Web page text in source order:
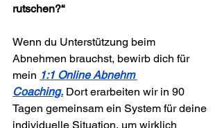
rutschen?“
Wenn du Unterstützung beim
Abnehmen brauchst, bewirb dich für
mein 1:1 Online Abnehm
Coaching. Dort erarbeiten wir in 90
Tagen gemeinsam ein System für deine
individuelle Situation, um wirklich